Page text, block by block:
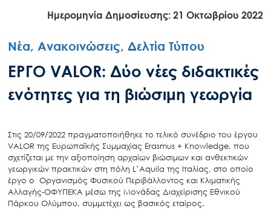
Ημερομηνία Δημοσίευσης: 21 Οκτωβρίου 2022
Νέα, Ανακοινώσεις, Δελτία Τύπου
ΕΡΓΟ VALOR: Δύο νέες διδακτικές
ενότητες για τη βιώσιμη γεωργία
Στις 20/09/2022 πραγματοποιήθηκε το τελικό συνέδριο του έργου
VALOR της Ευρωπαϊκής Συμμαχίας Erasmus + Knowledge, που
σχετίζεται με την αξιοποίηση αρχαίων βιώσιμων και ανθεκτικών
γεωργικών πρακτικών στη πόλη L’Aquila της Ιταλίας, στο οποίο
έργο ο Οργανισμός Φυσικού Περιβάλλοντος και Κλιματικής
Αλλαγής-ΟΦΥΠΕΚΑ μέσω της Μονάδας Διαχείρισης Εθνικού
Πάρκου Ολύμπου, συμμετέχει ως βασικός εταίρος.